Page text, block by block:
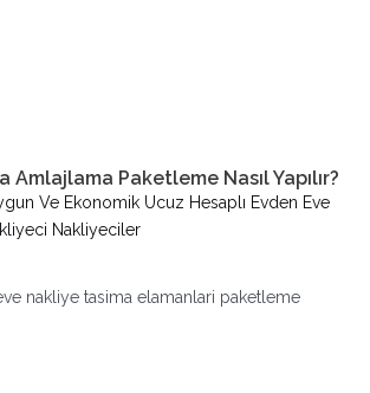
Amlajlama Paketleme Nasıl Yapılır?
Ve Ekonomik Ucuz Hesaplı Evden Eve
Nakliyeciler